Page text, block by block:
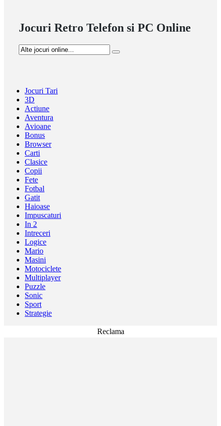
Jocuri Retro Telefon si PC Online
Jocuri Tari
3D
Actiune
Aventura
Avioane
Bonus
Browser
Carti
Clasice
Copii
Fete
Fotbal
Gatit
Haioase
Impuscaturi
In 2
Intreceri
Logice
Mario
Masini
Motociclete
Multiplayer
Puzzle
Sonic
Sport
Strategie
Reclama